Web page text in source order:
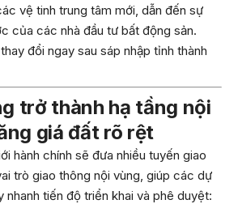
vệ tinh trung tâm mới, dẫn đến sự
của các nhà đầu tư bất động sản.
đổi ngay sau sáp nhập tỉnh thành
trở thành hạ tầng nội
giá đất rõ rệt
hành chính sẽ đưa nhiều tuyến giao
trò giao thông nội vùng, giúp các dự
nhanh tiến độ triển khai và phê duyệt: